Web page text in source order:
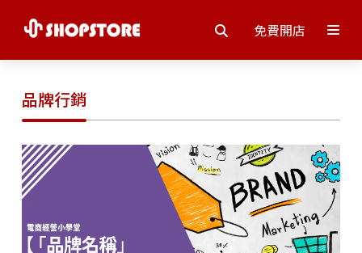
免費開店
品牌行銷